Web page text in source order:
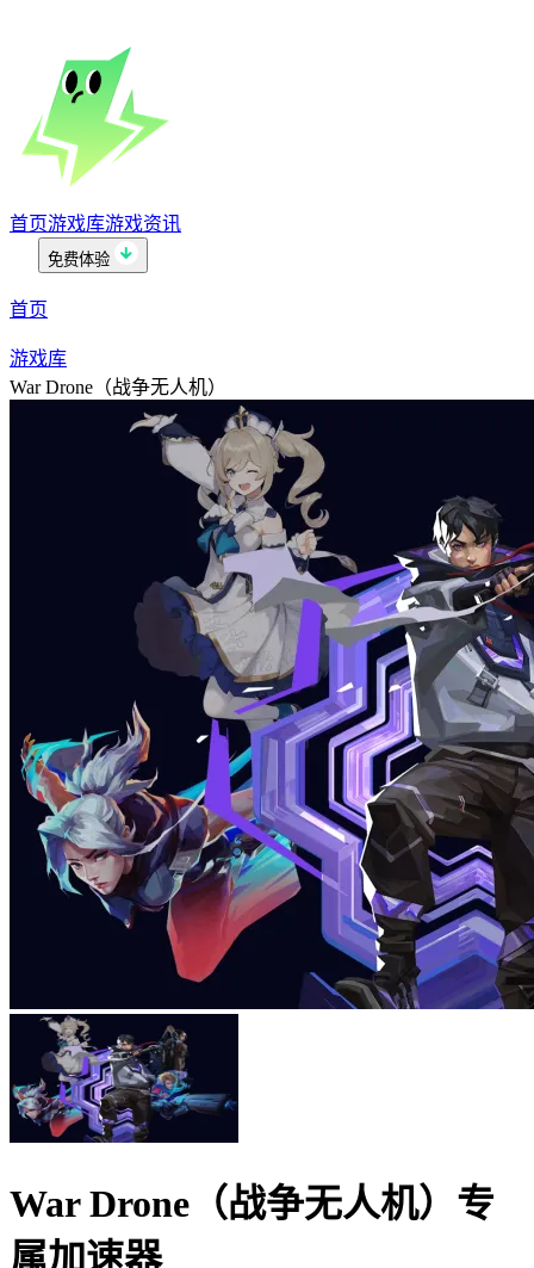
首页游戏库游戏资讯
免费体验
首页
游戏库
War Drone（战争无人机）
War Drone（战争无人机） 专
属加速器